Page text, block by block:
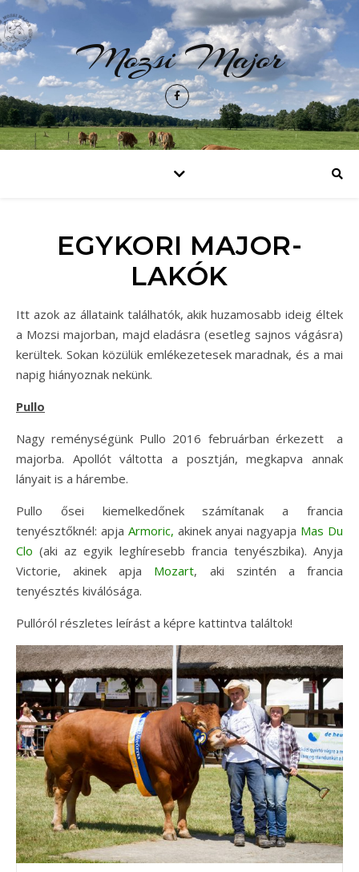
Mozsi Major
EGYKORI MAJOR-
LAKÓK
Itt azok az állataink találhatók, akik huzamosabb ideig éltek
a Mozsi majorban, majd eladásra (esetleg sajnos vágásra)
kerültek. Sokan közülük emlékezetesek maradnak, és a mai
napig hiányoznak nekünk.
Pullo
Nagy reménységünk Pullo 2016 februárban érkezett a
majorba. Apollót váltotta a posztján, megkapva annak
lányait is a hárembe.
Pullo ősei kiemelkedőnek számítanak a francia
tenyésztőknél: apja Armoric, akinek anyai nagyapja Mas Du
Clo (aki az egyik leghíresebb francia tenyészbika). Anyja
Victorie, akinek apja Mozart, aki szintén a francia
tenyésztés kiválósága.
Pullóról részletes leírást a képre kattintva találtok!